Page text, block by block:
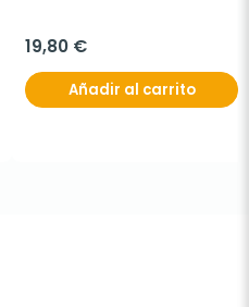
19,80 €
Añadir al carrito